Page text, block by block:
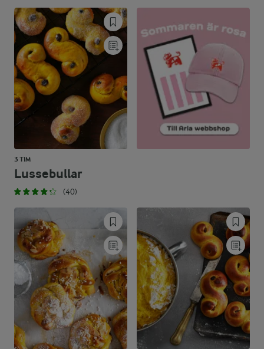
Kolhydrater:
55 %
20,5 g
3 TIM
Lussebullar
(40)